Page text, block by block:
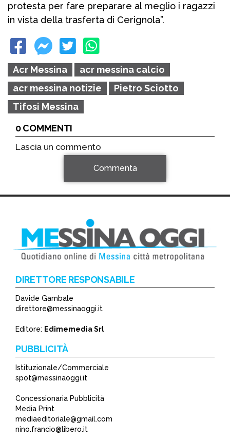
protesta per fare preparare al meglio i ragazzi
in vista della trasferta di Cerignola”.
Acr Messina
acr messina calcio
acr messina notizie
Pietro Sciotto
Tifosi Messina
0 COMMENTI
Lascia un commento
*
Commenta
DIRETTORE RESPONSABILE
Davide Gambale
direttore@messinaoggi.it
Editore: Edimemedia Srl
PUBBLICITÀ
Istituzionale/Commerciale
spot@messinaoggi.it
Concessionaria Pubblicità
Media Print
mediaeditoriale@gmail.com
nino.francio@libero.it